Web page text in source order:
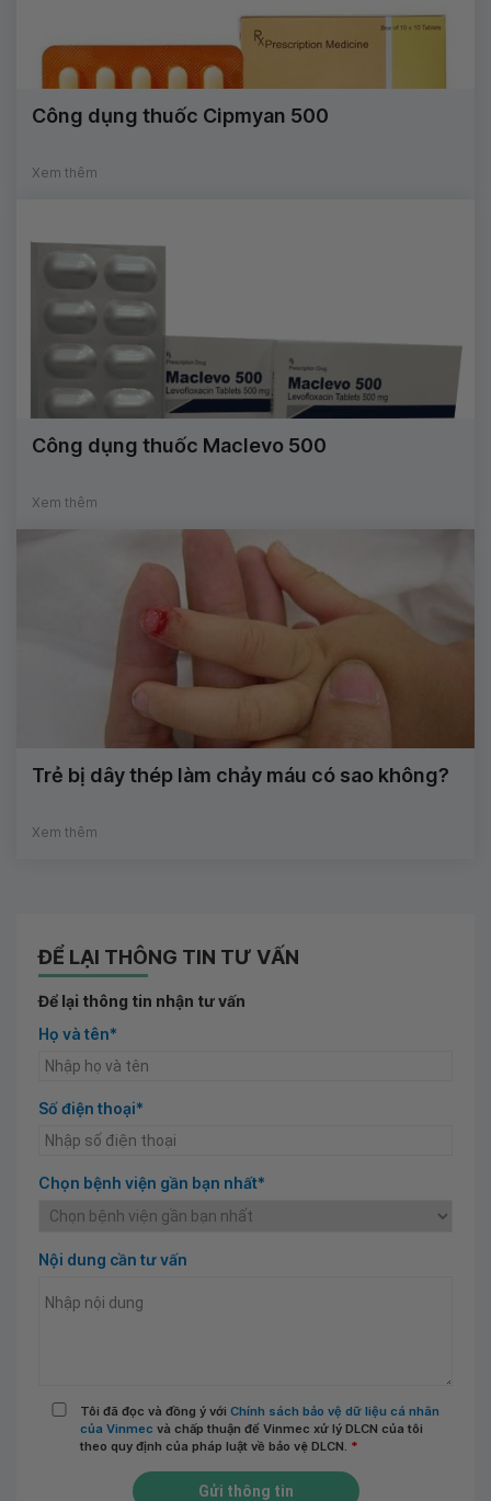
Công dụng thuốc Cipmyan 500
Xem thêm
Công dụng thuốc Maclevo 500
Xem thêm
Trẻ bị dây thép làm chảy máu có sao không?
Xem thêm
ĐỂ LẠI THÔNG TIN TƯ VẤN
Để lại thông tin nhận tư vấn
Họ và tên*
Số điện thoại*
Chọn bệnh viện gần bạn nhất*
Nội dung cần tư vấn
Tôi đã đọc và đồng ý với Chính sách bảo vệ dữ liệu cá nhân
của Vinmec và chấp thuận để Vinmec xử lý DLCN của tôi
theo quy định của pháp luật về bảo vệ DLCN. *
Gửi thông tin